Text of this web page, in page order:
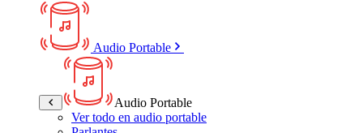
Audio Portable
Audio Portable
Ver todo en audio portable